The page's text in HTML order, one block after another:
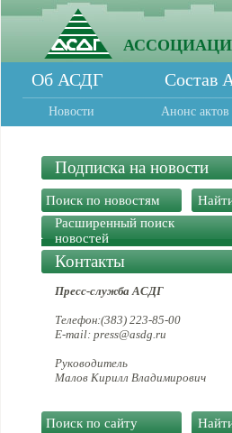
Об АСДГ Состав
Новости Анонс актов
Подписка на новости
Расширенный поиск
новостей
Контакты
Пресс-служба АСДГ
Телефон:(383) 223-85-00
E-mail: press@asdg.ru
Руководитель
Малов Кирилл Владимирович